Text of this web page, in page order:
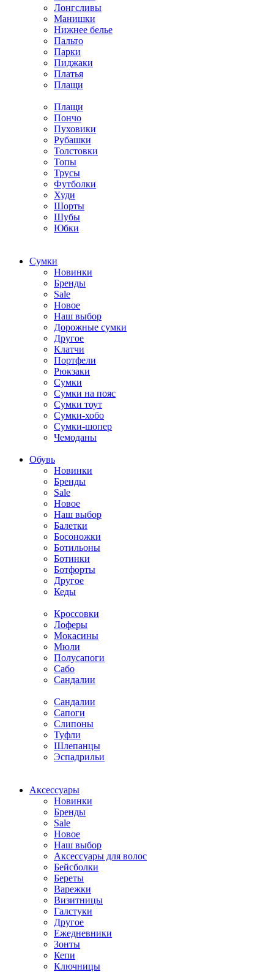
Лонгсливы
Манишки
Нижнее белье
Пальто
Парки
Пиджаки
Платья
Плащи
Плащи
Пончо
Пуховики
Рубашки
Толстовки
Топы
Трусы
Футболки
Худи
Шорты
Шубы
Юбки
Cумки
Новинки
Бренды
Sale
Новое
Наш выбор
Дорожные сумки
Другое
Клатчи
Портфели
Рюкзаки
Сумки
Сумки на пояс
Сумки тоут
Сумки-хобо
Сумки-шопер
Чемоданы
Обувь
Новинки
Бренды
Sale
Новое
Наш выбор
Балетки
Босоножки
Ботильоны
Ботинки
Ботфорты
Другое
Кеды
Кроссовки
Лоферы
Мокасины
Мюли
Полусапоги
Сабо
Сандалии
Сандалии
Сапоги
Слипоны
Туфли
Шлепанцы
Эспадрильи
Аксессуары
Новинки
Бренды
Sale
Новое
Наш выбор
Аксессуары для волос
Бейсболки
Береты
Варежки
Визитницы
Галстуки
Другое
Ежедневники
Зонты
Кепи
Ключницы